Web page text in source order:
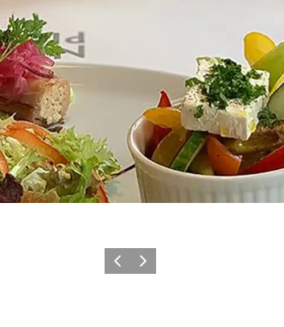
ForrigeNæste